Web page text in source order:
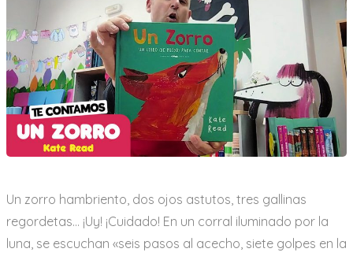
zorro»
Un zorro hambriento, dos ojos astutos, tres gallinas
regordetas… ¡Uy! ¡Cuidado! En un corral iluminado por la
luna, se escuchan «seis pasos al acecho, siete golpes en la